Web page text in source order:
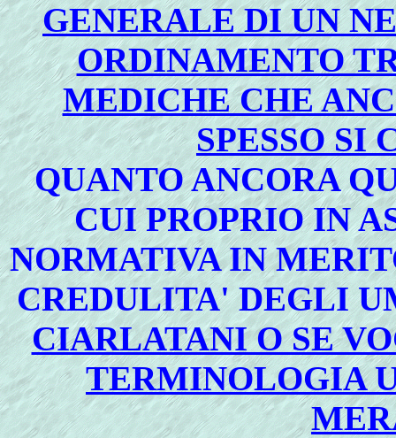
GENERALE DI UN
ORDINAMENTO
MEDICHE CHE
SPESSO SI
QUANTO ANCORA
CUI PROPRIO IN
NORMATIVA IN
CREDULITA' DEGLI
CIARLATANI O SE
TERMINOLOGIA